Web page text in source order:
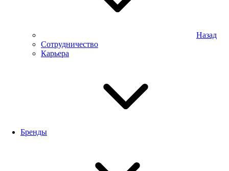
Назад
Сотрудничество
Карьера
Бренды